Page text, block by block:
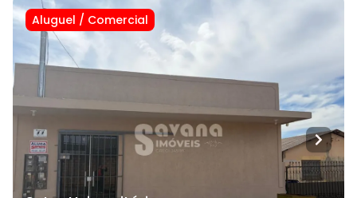
Aluguel / Comercial